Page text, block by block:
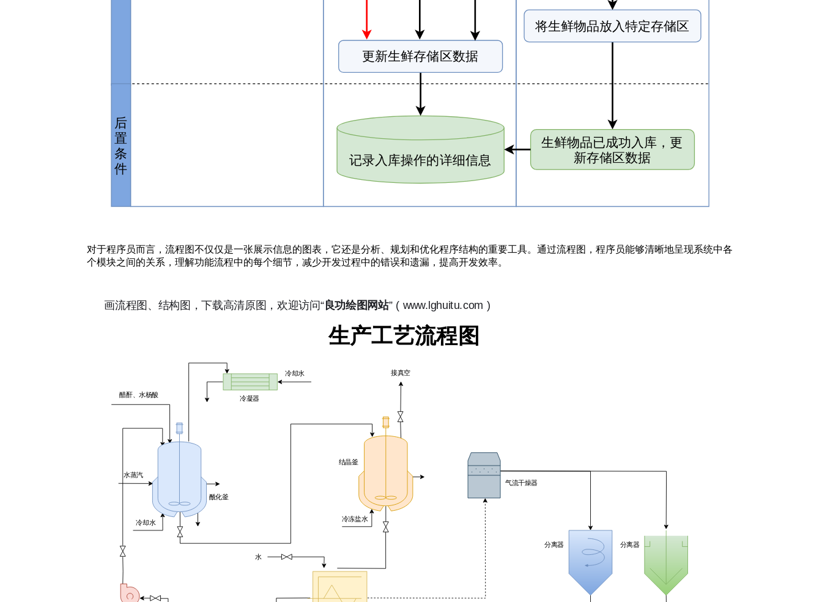
对于程序员而言，流程图不仅仅是一张展示信息的图表，它还是分析、规划和优化程序结构的重要工具。通过流程图，程序员能够清晰地呈现系统中各
个模块之间的关系，理解功能流程中的每个细节，减少开发过程中的错误和遗漏，提高开发效率。